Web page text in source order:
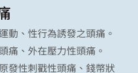
動、性行為誘發之頭痛。
痛、外在壓力性頭痛。
發性刺戳性頭痛、錢幣狀